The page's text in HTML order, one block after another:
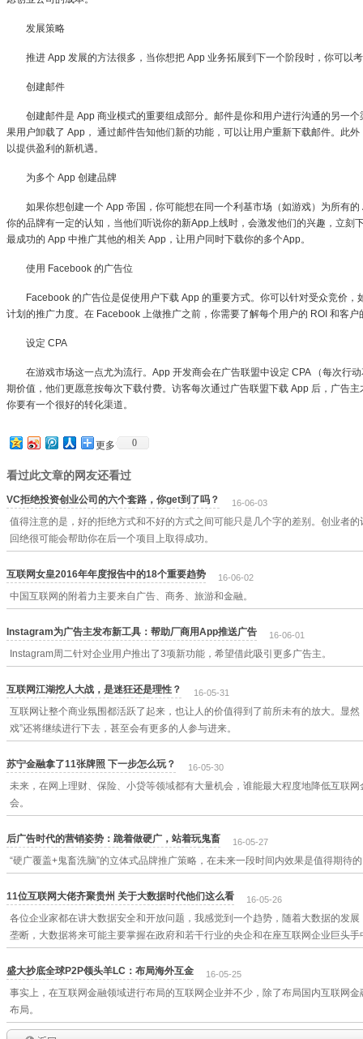
发展策略
推进 App 发展的方法很多，当你想把 App 业务拓展到下一个阶段时，你可以
创建邮件
创建邮件是 App 商业模式的重要组成部分。邮件是你和用户进行沟通的另一个
果用户卸载了 App， 通过邮件告知他们新的功能，可以让用户重新下载邮件。此
以提供盈利的新机遇。
为多个 App 创建品牌
如果你想创建一个 App 帝国，你可能想在同一个利基市场（如游戏）为所有的
你的品牌有一定的认知，当他们听说你的新App上线时，会激发他们的兴趣，立刻
最成功的 App 中推广其他的相关 App，让用户同时下载你的多个App。
使用 Facebook 的广告位
Facebook 的广告位是促使用户下载 App 的重要方式。你可以针对受众竞价，
计划的推广力度。在 Facebook 上做推广之前，你需要了解每个用户的 ROI 和客户
设定 CPA
在游戏市场这一点尤为流行。App 开发商会在广告联盟中设定 CPA （每次行
期价值，他们更愿意按每次下载付费。访客每次通过广告联盟下载 App 后，广告
你要有一个很好的转化渠道。
更多 0
看过此文章的网友还看过
VC拒绝投资创业公司的六个套路，你get到了吗？ 16-06-03
值得注意的是，好的拒绝方式和不好的方式之间可能只是几个字的差别。创业者
回绝很可能会帮助你在后一个项目上取得成功。
互联网女皇2016年年度报告中的18个重要趋势 16-06-02
中国互联网的附着力主要来自广告、商务、旅游和金融。
Instagram为广告主发布新工具：帮助厂商用App推送广告 16-06-01
Instagram周二针对企业用户推出了3项新功能，希望借此吸引更多广告主。
互联网江湖挖人大战，是迷狂还是理性？ 16-05-31
互联网让整个商业氛围都活跃了起来，也让人的价值得到了前所未有的放大。显
戏”还将继续进行下去，甚至会有更多的人参与进来。
苏宁金融拿了11张牌照 下一步怎么玩？ 16-05-30
未来，在网上理财、保险、小贷等领域都有大量机会，谁能最大程度地降低互联
会。
后广告时代的营销姿势：跪着做硬广，站着玩鬼畜 16-05-27
“硬广覆盖+鬼畜洗脑”的立体式品牌推广策略，在未来一段时间内效果是值得期待
11位互联网大佬齐聚贵州 关于大数据时代他们这么看 16-05-26
各位企业家都在讲大数据安全和开放问题，我感觉到一个趋势，随着大数据的发
垄断，大数据将来可能主要掌握在政府和若干行业的央企和在座互联网企业巨头
盛大抄底全球P2P领头羊LC：布局海外互金 16-05-25
事实上，在互联网金融领域进行布局的互联网企业并不少，除了布局国内互联网
布局。